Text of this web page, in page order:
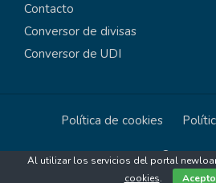
Contacto
Conversor de divisas
Conversor de UDI
Política de cookies
Copyright © 2026
Al utilizar los servicios del portal
cookies.